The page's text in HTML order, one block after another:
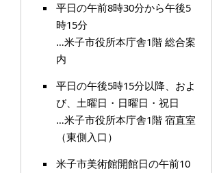
平日の午前8時30分から午後5
時15分
…米子市役所本庁舎1階 総合案
内
平日の午後5時15分以降、およ
び、土曜日・日曜日・祝日
…米子市役所本庁舎1階 宿直室
（東側入口）
米子市美術館開館日の午前10